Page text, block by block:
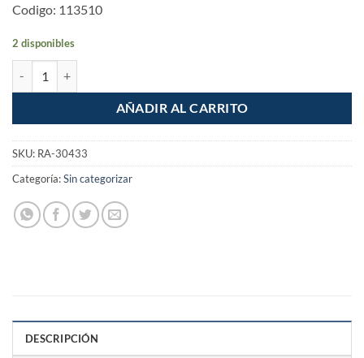
Codigo: 113510
2 disponibles
AÑADIR AL CARRITO
SKU: RA-30433
Categoría:Sin categorizar
DESCRIPCIÓN